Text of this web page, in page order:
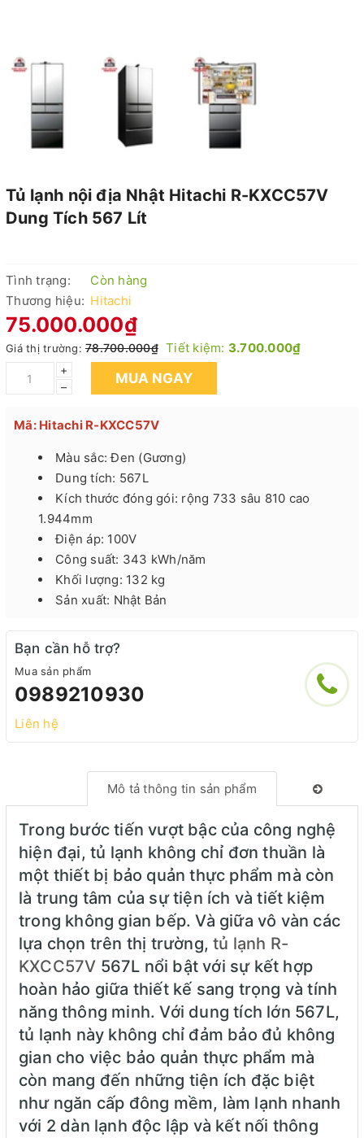
Tủ lạnh nội địa Nhật Hitachi R-KXCC57V
Dung Tích 567 Lít
Tình trạng:
Còn hàng
Thương hiệu: Hitachi
75.000.000₫
Giá thị trường: 78.700.000₫ Tiết kiệm: 3.700.000₫
+
–
MUA NGAY
Mã: Hitachi R-KXCC57V
Màu sắc: Đen (Gương)
Dung tích: 567L
Kích thước đóng gói: rộng 733 sâu 810 cao
1.944mm
Điện áp: 100V
Công suất: 343 kWh/năm
Khối lượng: 132 kg
Sản xuất: Nhật Bản
Bạn cần hỗ trợ?
Mua sản phẩm
0989210930
Liên hệ
Mô tả thông tin sản phẩm
Trong bước tiến vượt bậc của công nghệ
hiện đại, tủ lạnh không chỉ đơn thuần là
một thiết bị bảo quản thực phẩm mà còn
là trung tâm của sự tiện ích và tiết kiệm
trong không gian bếp. Và giữa vô vàn các
lựa chọn trên thị trường,tủ lạnh R-
KXCC57V 567L nổi bật với sự kết hợp
hoàn hảo giữa thiết kế sang trọng và tính
năng thông minh. Với dung tích lớn 567L,
tủ lạnh này không chỉ đảm bảo đủ không
gian cho việc bảo quản thực phẩm mà
còn mang đến những tiện ích đặc biệt
như ngăn cấp đông mềm, làm lạnh nhanh
với 2 dàn lạnh độc lập và kết nối thông